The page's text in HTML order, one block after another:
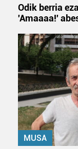
Odik berria
'Amaaaa!'
MUSA